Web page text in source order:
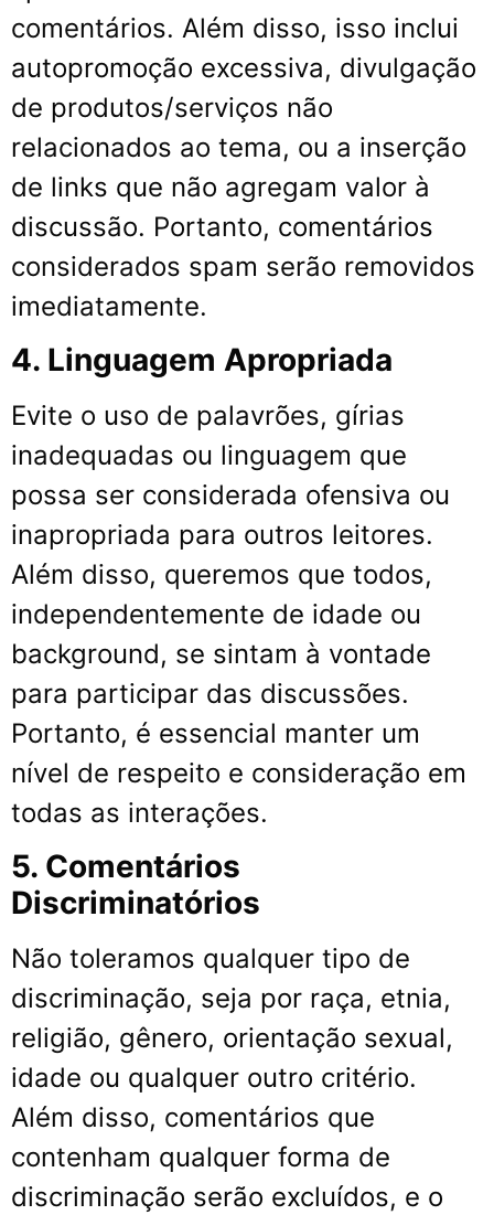
comentários. Além disso, isso inclui
autopromoção excessiva, divulgação
de produtos/serviços não
relacionados ao tema, ou a inserção
de links que não agregam valor à
discussão. Portanto, comentários
considerados spam serão removidos
imediatamente.
4. Linguagem Apropriada
Evite o uso de palavrões, gírias
inadequadas ou linguagem que
possa ser considerada ofensiva ou
inapropriada para outros leitores.
Além disso, queremos que todos,
independentemente de idade ou
background, se sintam à vontade
para participar das discussões.
Portanto, é essencial manter um
nível de respeito e consideração em
todas as interações.
5. Comentários
Discriminatórios
Não toleramos qualquer tipo de
discriminação, seja por raça, etnia,
religião, gênero, orientação sexual,
idade ou qualquer outro critério.
Além disso, comentários que
contenham qualquer forma de
discriminação serão excluídos, e o